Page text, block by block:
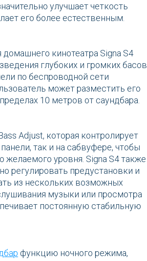
улучшает четкость
его более естественным.
кинотеатра Signa S4
глубоких и громких басов.
по беспроводной сети
может разместить его
10 метров от саундбара.
Adjust, которая контролирует
так и на сабвуфере, чтобы
желаемого уровня. Signa S4 также
регулировать предустановки и
из нескольких возможных
музыки или просмотра
постоянную стабильную
функцию ночного режима,